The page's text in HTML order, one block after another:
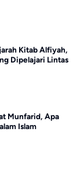
Kitab Alfiyah,
Dipelajari Lintas
Munfarid, Apa
Islam